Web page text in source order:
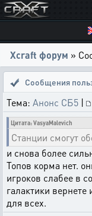
Xcraft форум »
Сообщения
Тема: Анонс СБ5 |
Цитата: VasyaMalevich
Станции смогут
и снова более
Топов корма нет.
игроков слабее в
галактики
для всех.